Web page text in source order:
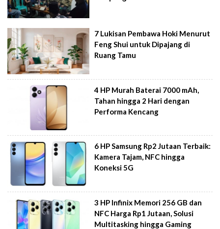
7 Lukisan Pembawa Hoki Menurut
Feng Shui untuk Dipajang di
Ruang Tamu
4 HP Murah Baterai 7000 mAh,
Tahan hingga 2 Hari dengan
Performa Kencang
6 HP Samsung Rp2 Jutaan Terbaik:
Kamera Tajam, NFC hingga
Koneksi 5G
3 HP Infinix Memori 256 GB dan
NFC Harga Rp1 Jutaan, Solusi
Multitasking hingga Gaming